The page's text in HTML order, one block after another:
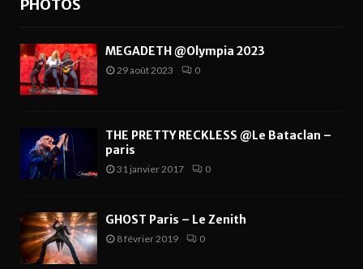
PHOTOS
MEGADETH @Olympia 2023
29 août 2023 0
THE PRETTY RECKLESS @Le Bataclan –
paris
31 janvier 2017 0
GHOST Paris – Le Zenith
8 février 2019 0